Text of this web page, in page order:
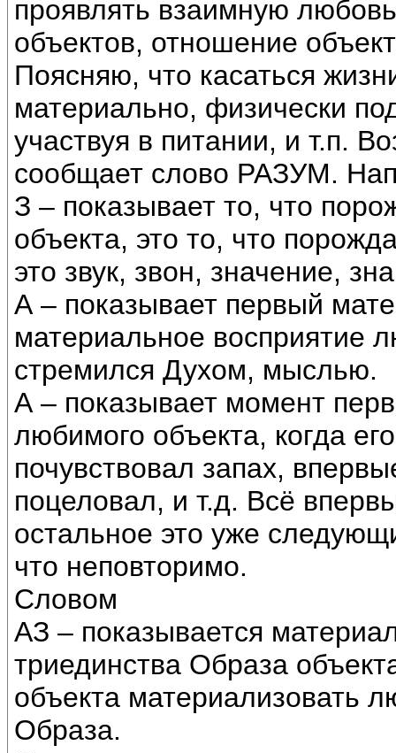
проявлять взаимную
объектов, отношение
Поясняю, что касаться
материально, физически
участвуя в питании, и т.п.
сообщает слово РАЗУМ.
З – показывает то, что
объекта, это то, что
это звук, звон, значение,
А – показывает первый
материальное восприятие
стремился Духом, мыслью.
А – показывает момент
любимого объекта, когда
почувствовал запах,
поцеловал, и т.д. Всё
остальное это уже
что неповторимо.
Словом
АЗ – показывается
триединства Образа
объекта материализовать
Образа.